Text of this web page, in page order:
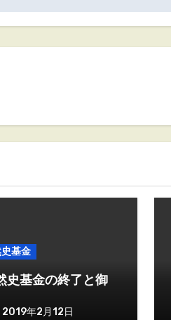
基金
史基金の終了と御
2019年2月12日